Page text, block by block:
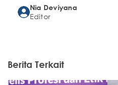
Nia Deviyana
Editor
Berita Terkait